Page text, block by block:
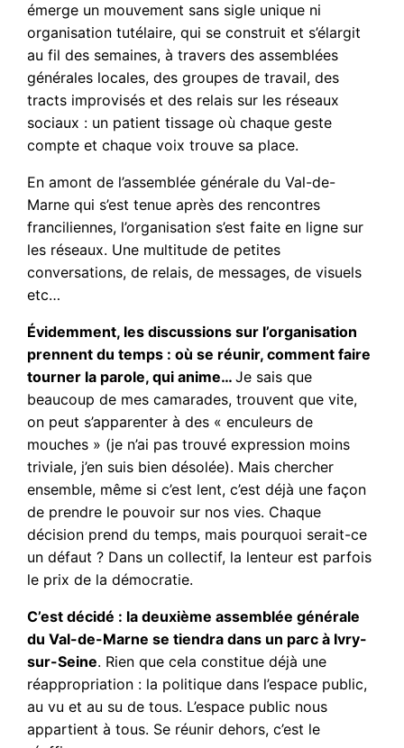
émerge un mouvement sans sigle unique ni
organisation tutélaire, qui se construit et s’élargit
au fil des semaines, à travers des assemblées
générales locales, des groupes de travail, des
tracts improvisés et des relais sur les réseaux
sociaux : un patient tissage où chaque geste
compte et chaque voix trouve sa place.
En amont de l’assemblée générale du Val-de-
Marne qui s’est tenue après des rencontres
franciliennes, l’organisation s’est faite en ligne sur
les réseaux. Une multitude de petites
conversations, de relais, de messages, de visuels
etc…
Évidemment, les discussions sur l’organisation
prennent du temps : où se réunir, comment faire
tourner la parole, qui anime…Je sais que
beaucoup de mes camarades, trouvent que vite,
on peut s’apparenter à des « enculeurs de
mouches » (je n’ai pas trouvé expression moins
triviale, j’en suis bien désolée). Mais chercher
ensemble, même si c’est lent, c’est déjà une façon
de prendre le pouvoir sur nos vies. Chaque
décision prend du temps, mais pourquoi serait-ce
un défaut ? Dans un collectif, la lenteur est parfois
le prix de la démocratie.
C’est décidé : la deuxième assemblée générale
du Val-de-Marne se tiendra dans un parc à Ivry-
sur-Seine. Rien que cela constitue déjà une
réappropriation : la politique dans l’espace public,
au vu et au su de tous. L’espace public nous
appartient à tous. Se réunir dehors, c’est le